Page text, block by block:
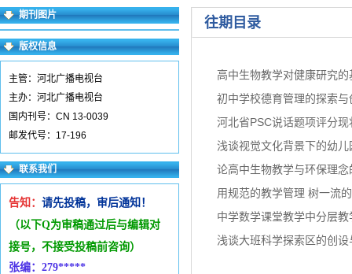
期刊图片
版权信息
主管：河北广播电视台
主办：河北广播电视台
国内刊号：CN 13-0039
邮发代号：17-196
联系我们
告知： 请先投稿，审后通知！
（以下Q为审稿通过后与编辑对
接号，不接受投稿前咨询）
张编：279*****
往期目录
高中生物教学对健康研究
初中学校德育管理的探索
河北省PSC说话题项评分
浅谈视觉文化背景下的幼
论高中生物教学与环保理
用规范的教学管理 树一流
中学数学课堂教学中分层
浅谈大班科学探索区的创